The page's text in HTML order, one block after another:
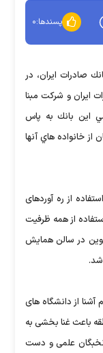
پسندها:۰
صادرات ايران، در
ايران و شرکت مبنا
اين بانك به پاس
خانواده هاي آنها
از ره آوردهای
از همه ظرفیت
در سالن همایش
آشنا از دانشگاه های
باعث غنا بخشی به
نخبگان علمی و دست